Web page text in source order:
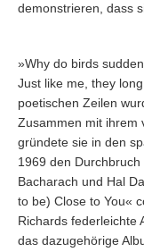
demonstrieren, dass
»Why do birds
Just like me, they
poetischen Zeilen
Zusammen mit ihrem
gründete sie in den
1969 den
Bacharach und Hal
to be) Close to You«
Richards federleichte
das dazugehörige